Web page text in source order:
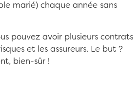
marié) chaque année sans
pouvez avoir plusieurs contrats
et les assureurs. Le but ?
bien-sûr !